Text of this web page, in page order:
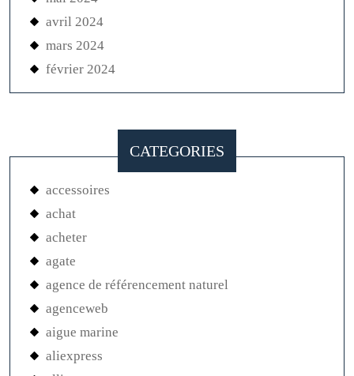
avril 2024
mars 2024
février 2024
CATEGORIES
accessoires
achat
acheter
agate
agence de référencement naturel
agenceweb
aigue marine
aliexpress